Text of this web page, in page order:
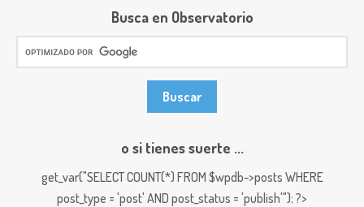
Busca en Observatorio
o si tienes suerte ...
get_var("SELECT COUNT(*) FROM $wpdb->posts WHERE
post_type = 'post' AND post_status = 'publish'"); ?>